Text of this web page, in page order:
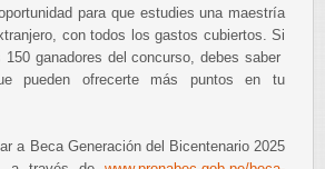
para que estudies una maestría
con todos los gastos cubiertos. Si
ganadores del concurso, debes saber
pueden ofrecerte más puntos en tu
a Beca Generación del Bicentenario 2025